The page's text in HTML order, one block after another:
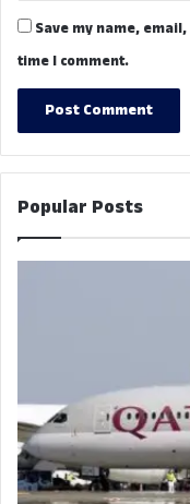
Save my name,
time I comment.
Popular Posts